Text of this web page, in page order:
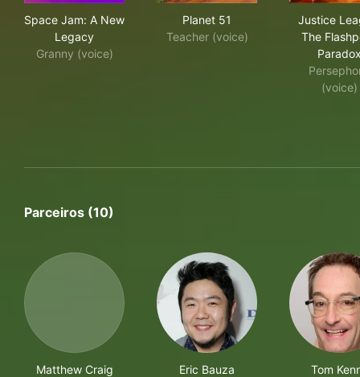
Space Jam: A New
Legacy
Granny (voice)
Planet 51
Teacher (voice)
Justice
The
(voice)
Parceiros (10)
Matthew Craig Eric Bauza Tom